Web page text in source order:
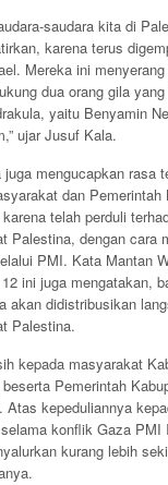
saudara kita di
karena terus
Mereka ini
dua orang gila
yaitu Benyamin
ujar Jusuf Kala.
mengucapkan rasa
dan Pemerintah
telah perduli
Palestina, dengan cara
PMI. Kata Mantan
ini juga mengatakan,
akan didistribusikan
Palestina.
kepada masyarakat
beserta Pemerintah
Atas kepeduliannya
konflik Gaza PMI
kurang lebih